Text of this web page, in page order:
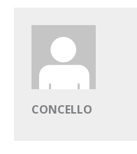
CONCELLO